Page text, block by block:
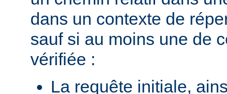
dans un contexte de
sauf si au moins une de
vérifiée :
La requête initiale,